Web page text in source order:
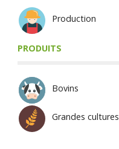
Production
PRODUITS
Bovins
Grandes cultures